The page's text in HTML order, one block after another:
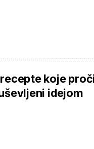
koje
idejom